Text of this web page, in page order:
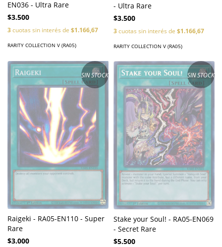
EN036 - Ultra Rare
$3.500
3cuotas sin interés de $1.166,67
RARITY COLLECTION V (RA05)
- Ultra Rare
$3.500
3cuotas sin interés de $1.166,67
RARITY COLLECTION V (RA05)
SIN STOCK
Raigeki - RA05-EN110 - Super
Rare
$3.000
SIN STOCK
Stake your Soul! - RA05-EN069
- Secret Rare
$5.500